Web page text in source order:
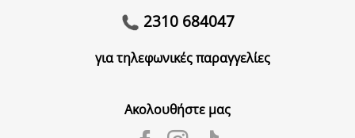
2310 684047
για τηλεφωνικές παραγγελίες
Ακολουθήστε μας